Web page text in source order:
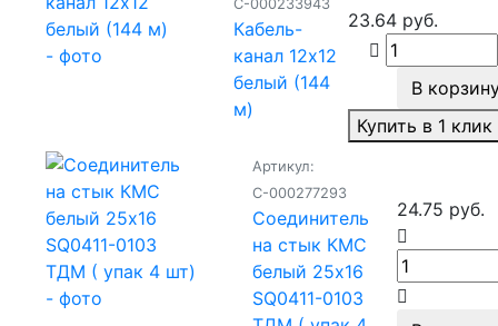
С-000233943
Кабель-
канал 12х12
белый (144
м)
23.64 руб.
В
Купить в 1 клик
Артикул:
С-000277293
Соединитель
на стык КМС
белый 25х16
SQ0411-0103
24.75 руб.